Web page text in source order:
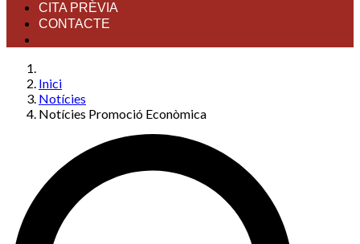
CITA PRÈVIA
CONTACTE
Inici
Notícies
Notícies Promoció Econòmica